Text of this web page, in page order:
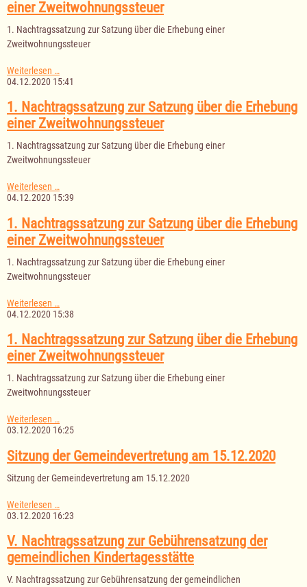
die
einer
Zweitwohnungssteuer
einer Zweitwohnungssteuer
1. Nachtragssatzung zur Satzung über die Erhebung einer
Zweitwohnungssteuer
Weiterlesen …
Nachtragssatzung
Satzung
über
die
einer
Zweitwohnungssteuer
04.12.2020 15:41
1. Nachtragssatzung zur Satzung über die Erhebung
einer Zweitwohnungssteuer
1. Nachtragssatzung zur Satzung über die Erhebung einer
Zweitwohnungssteuer
Weiterlesen …1.
Nachtragssatzung
Satzung
über
die
einer
Zweitwohnungssteuer
04.12.2020 15:39
1. Nachtragssatzung zur Satzung über die Erhebung
einer Zweitwohnungssteuer
1. Nachtragssatzung zur Satzung über die Erhebung einer
Zweitwohnungssteuer
Weiterlesen …
Nachtragssatzung
Satzung
über
die
einer
Zweitwohnungssteuer
04.12.2020 15:38
1. Nachtragssatzung zur Satzung über die Erhebung
einer Zweitwohnungssteuer
1. Nachtragssatzung zur Satzung über die Erhebung einer
Zweitwohnungssteuer
Weiterlesen …
Nachtragssatzung
Satzung
über
Erhebung
Zweitwohnungssteuer
03.12.2020 16:25
Sitzung der Gemeindevertretung am 15.12.2020
Sitzung der Gemeindevertretung am 15.12.2020
Weiterlesen …
der
am
15.12.2020
03.12.2020 16:23
V. Nachtragssatzung zur Gebührensatzung der
gemeindlichen Kindertagesstätte
V. Nachtragssatzung zur Gebührensatzung der gemeindlichen